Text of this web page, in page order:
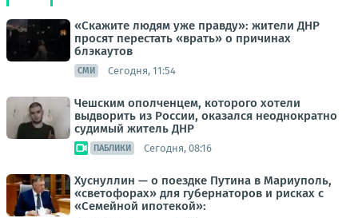
«Скажите людям уже правду»: жители ДНР
просят перестать «врать» о причинах
блэкаутов
СМИ Сегодня, 11:54
Чешским ополченцем, которого хотели
выдворить из России, оказался неоднократно
судимый житель ДНР
ПАБЛИКИ Сегодня, 08:16
Хуснуллин — о поездке Путина в Мариуполь,
«светофорах» для губернаторов и рисках с
«Семейной ипотекой»: